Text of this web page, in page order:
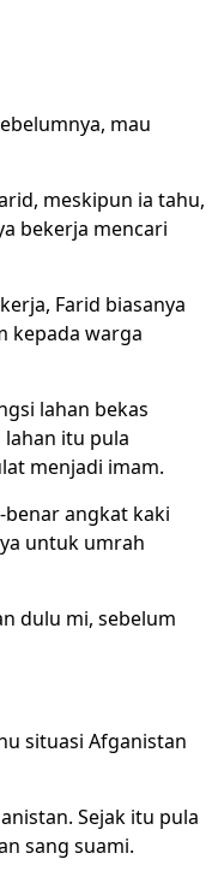
mau
meskipun ia tahu,
bekerja mencari
Farid biasanya
kepada warga
lahan bekas
lahan itu pula
menjadi imam.
benar angkat kaki
untuk umrah
dulu mi, sebelum
situasi Afganistan
Sejak itu pula
sang suami.